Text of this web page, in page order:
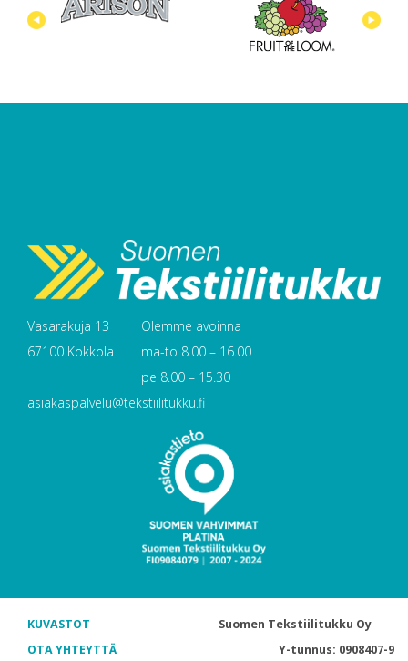
Vasarakuja 13
67100 Kokkola
Olemme avoinna
ma-to 8.00 – 16.00
pe 8.00 – 15.30
asiakaspalvelu@tekstiilitukku.fi
KUVASTOT
OTA YHTEYTTÄ
Suomen Tekstiilitukku Oy
Y-tunnus: 0908407-9